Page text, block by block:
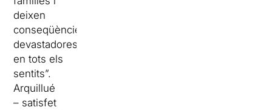
deixen
conseqüències
devastadores
en tots els
sentits”.
Arquillué
– satisfet